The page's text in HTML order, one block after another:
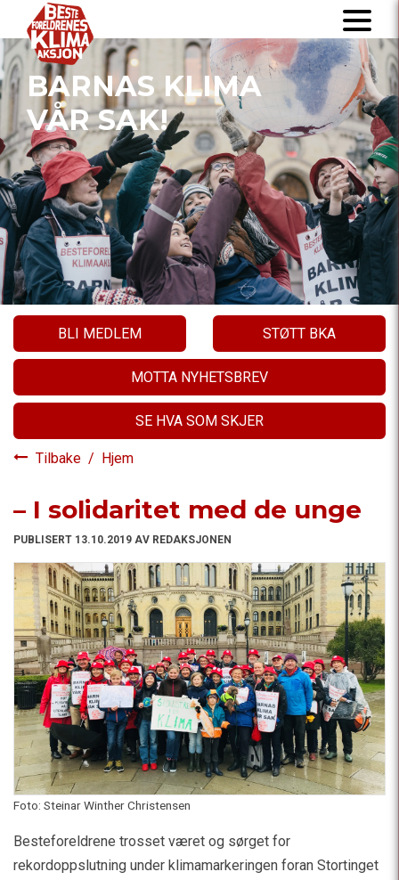
BARNAS KLIMA
VÅR SAK!
BLI MEDLEM STØTT BKA
MOTTA NYHETSBREV
SE HVA SOM SKJER
Tilbake / Hjem
– I solidaritet med de unge
PUBLISERT 13.10.2019 AV REDAKSJONEN
Foto: Steinar Winther Christensen
Besteforeldrene trosset været og sørget for
rekordoppslutning under klimamarkeringen foran Stortinget